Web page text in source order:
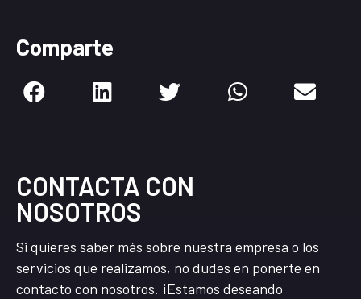
Comparte
CONTACTA CON
NOSOTROS
Si quieres saber más sobre nuestra empresa o los
servicios que realizamos, no dudes en ponerte en
contacto con nosotros. ¡Estamos deseando